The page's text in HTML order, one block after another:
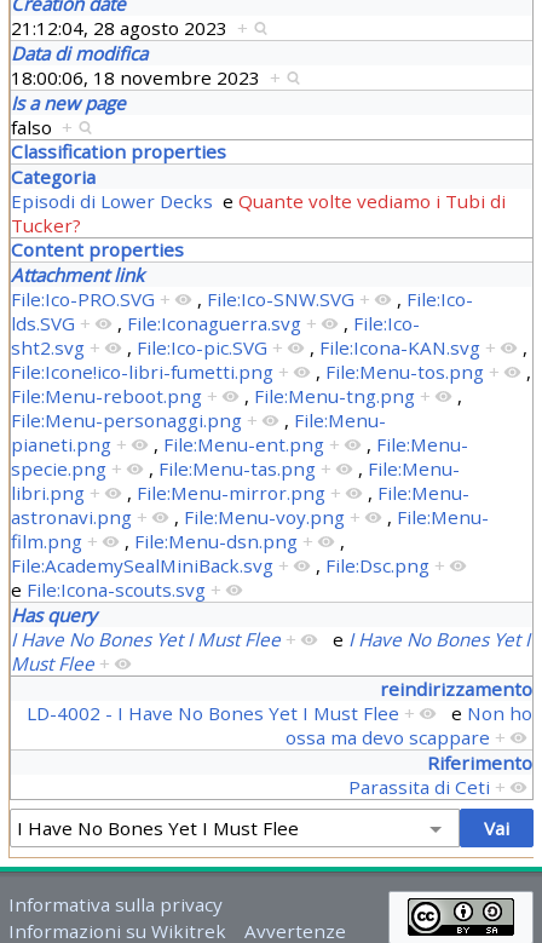
21:12:04, 28 agosto 2023 +
Data di modifica
18:00:06, 18 novembre 2023 +
Is a new page
falso +
Classification properties
Categoria
Episodi di Lower Decks e Quante volte vediamo i Tubi di
Tucker?
Content properties
Attachment link
File:Ico-PRO.SVG + , File:Ico-SNW.SVG + , File:Ico-
lds.SVG + , File:Iconaguerra.svg + , File:Ico-
sht2.svg + , File:Ico-pic.SVG + , File:Icona-KAN.svg +
,
File:Icone!ico-libri-fumetti.png + , File:Menu-tos.png +
,
File:Menu-reboot.png + , File:Menu-tng.png +
,
File:Menu-personaggi.png + , File:Menu-
pianeti.png + , File:Menu-ent.png + , File:Menu-
specie.png + , File:Menu-tas.png + , File:Menu-
libri.png + , File:Menu-mirror.png + , File:Menu-
astronavi.png + , File:Menu-voy.png + , File:Menu-
film.png + , File:Menu-dsn.png +
,
File:AcademySealMiniBack.svg + , File:Dsc.png +
e File:Icona-scouts.svg +
Has query
I Have No Bones Yet I Must Flee + e I Have No Bones Yet I
Must Flee +
reindirizzamento
LD-4002 - I Have No Bones Yet I Must Flee + e Non ho
ossa ma devo scappare +
Riferimento
Parassita di Ceti +
Informativa sulla privacy
Informazioni su Wikitrek
Avvertenze